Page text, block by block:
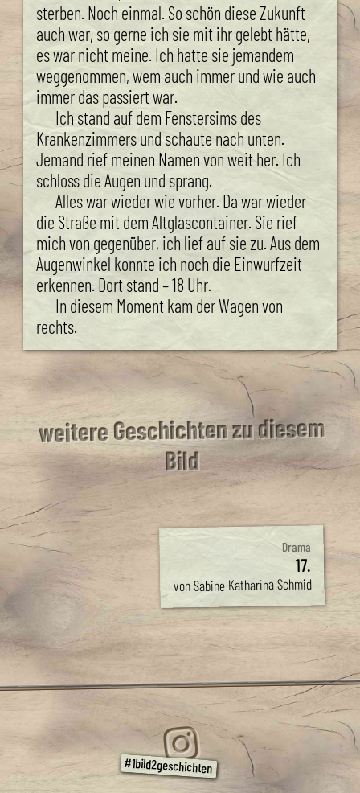
sterben. Noch einmal. So schön diese Zukunft
auch war, so gerne ich sie mit ihr gelebt hätte,
es war nicht meine. Ich hatte sie jemandem
weggenommen, wem auch immer und wie auch
immer das passiert war.
Ich stand auf dem Fenstersims des
Krankenzimmers und schaute nach unten.
Jemand rief meinen Namen von weit her. Ich
schloss die Augen und sprang.
Alles war wieder wie vorher. Da war wieder
die Straße mit dem Altglascontainer. Sie rief
mich von gegenüber, ich lief auf sie zu. Aus dem
Augenwinkel konnte ich noch die Einwurfzeit
erkennen. Dort stand – 18 Uhr.
In diesem Moment kam der Wagen von
rechts.
weitere Geschichten zu diesem
Bild
Drama
17.
von Sabine Katharina Schmid